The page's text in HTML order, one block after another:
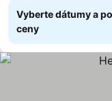
Vyberte dátumy a
ceny